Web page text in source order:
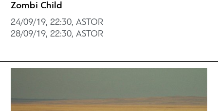
Zombi Child
24/09/19, 22:30, ASTOR
28/09/19, 22:30, ASTOR